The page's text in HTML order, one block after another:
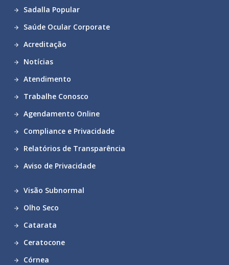
Sadalla Popular
Saúde Ocular Corporate
Acreditação
Notícias
Atendimento
Trabalhe Conosco
Agendamento Online
Compliance e Privacidade
Relatórios de Transparência
Aviso de Privacidade
Visão Subnormal
Olho Seco
Catarata
Ceratocone
Córnea